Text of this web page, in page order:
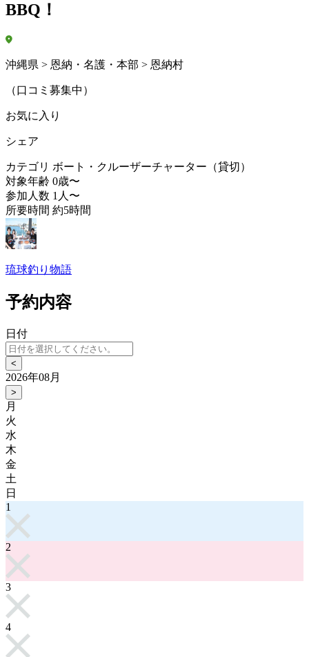
BBQ！
沖縄県 > 恩納・名護・本部 > 恩納村
（口コミ募集中）
お気に入り
シェア
カテゴリ ボート・クルーザーチャーター（貸切）
対象年齢 0歳〜
参加人数 1人〜
所要時間 約5時間
琉球釣り物語
予約内容
日付
<
2026年08月
>
月
火
水
木
金
土
日
1
2
3
4